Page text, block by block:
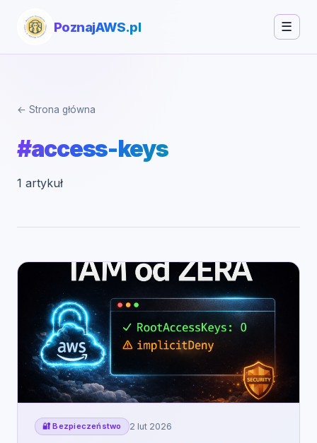
PoznajAWS.pl ☰
← Strona główna
#access-keys
1 artykuł
🔐 Bezpieczeństwo 2 lut 2026